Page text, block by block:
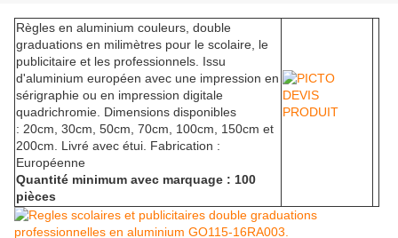
Règles en aluminium couleurs, double
graduations en milimètres pour le scolaire, le
publicitaire et les professionnels. Issu
d'aluminium européen avec une impression en
sérigraphie ou en impression digitale
quadrichromie. Dimensions disponibles
: 20cm, 30cm, 50cm, 70cm, 100cm, 150cm et
200cm. Livré avec étui. Fabrication :
Européenne
Quantité minimum avec marquage : 100
pièces